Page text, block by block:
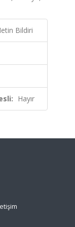
Bildiri
Hayır